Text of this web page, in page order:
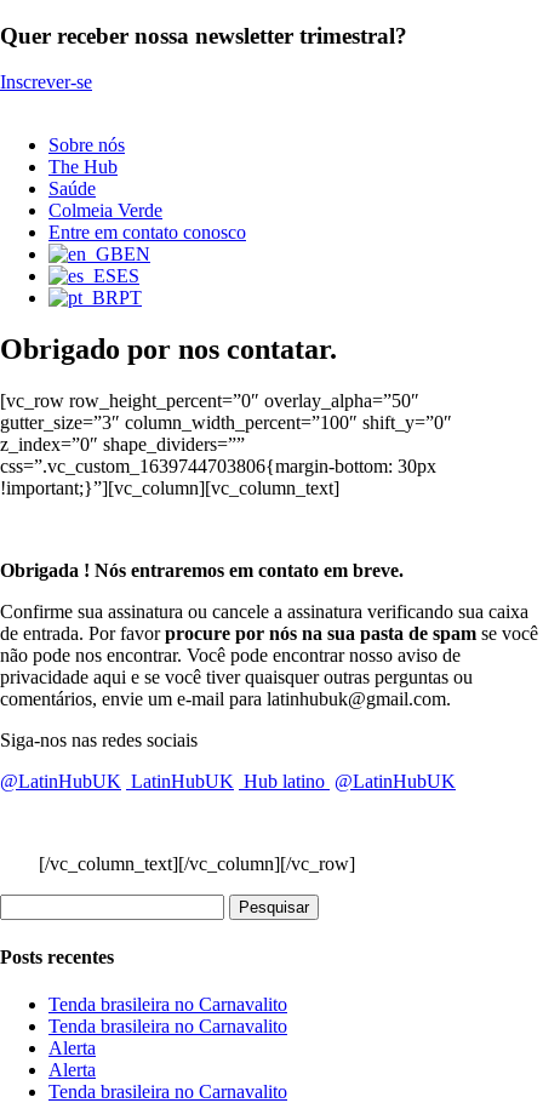
Quer receber nossa newsletter trimestral?
Inscrever-se
Sobre nós
The Hub
Saúde
Colmeia Verde
Entre em contato conosco
EN
ES
PT
Obrigado por nos contatar.
[vc_row row_height_percent=”0″ overlay_alpha=”50″
gutter_size=”3″ column_width_percent=”100″ shift_y=”0″
z_index=”0″ shape_dividers=””
css=”.vc_custom_1639744703806{margin-bottom: 30px
!important;}”][vc_column][vc_column_text]
Obrigada ! Nós entraremos em contato em breve.
Confirme sua assinatura ou cancele a assinatura verificando sua caixa
de entrada. Por favorprocure por nós na sua pasta de spam se você
não pode nos encontrar. Você pode encontrar nosso aviso de
privacidade aqui e se você tiver quaisquer outras perguntas ou
comentários, envie um e-mail para latinhubuk@gmail.com.
Siga-nos nas redes sociais
@LatinHubUK LatinHubUK Hub latino @LatinHubUK
[/vc_column_text][/vc_column][/vc_row]
por:
Posts recentes
Tenda brasileira no Carnavalito
Tenda brasileira no Carnavalito
Alerta
Alerta
Tenda brasileira no Carnavalito